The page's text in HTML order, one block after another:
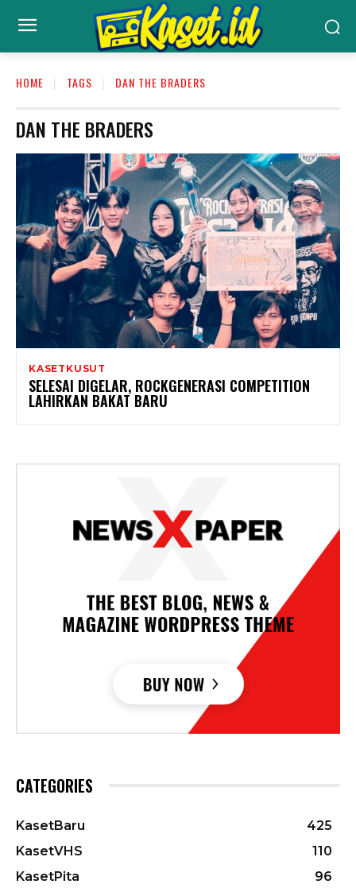
HOME TAGS DAN THE BRADERS
DAN THE BRADERS
KASETKUSUT
SELESAI DIGELAR, ROCKGENERASI COMPETITION
LAHIRKAN BAKAT BARU
CATEGORIES
KasetBaru
425
KasetVHS
110
KasetPita
96